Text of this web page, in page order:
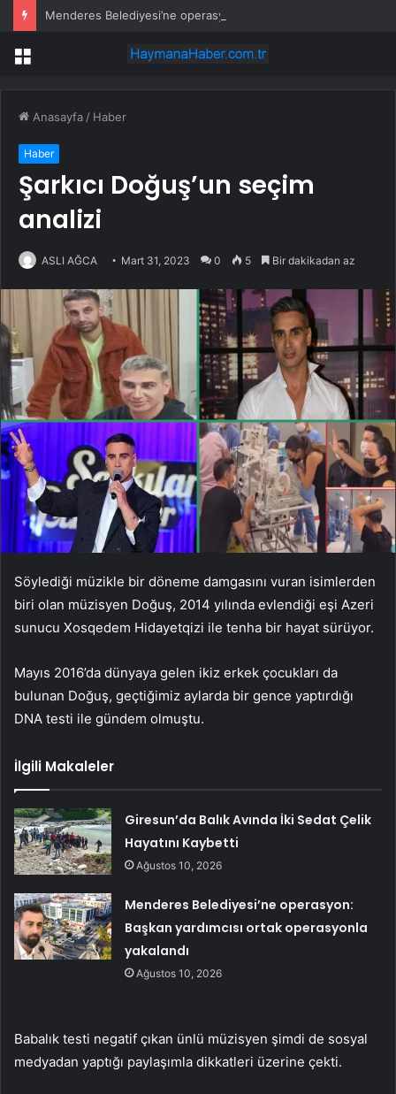
Menü
Anasayfa / Haber
Haber
Şarkıcı Doğuş’un seçim
analizi
ASLI AĞCA Mart 31, 2023 0 5 Bir dakikadan az
Söylediği müzikle bir döneme damgasını vuran isimlerden
biri olan müzisyen Doğuş, 2014 yılında evlendiği eşi Azeri
sunucu Xosqedem Hidayetqizi ile tenha bir hayat sürüyor.
Mayıs 2016’da dünyaya gelen ikiz erkek çocukları da
bulunan Doğuş, geçtiğimiz aylarda bir gence yaptırdığı
DNA testi ile gündem olmuştu.
İlgili Makaleler
Giresun’da Balık Avında İki Sedat Çelik
Hayatını Kaybetti
Ağustos 10, 2026
Menderes Belediyesi’ne operasyon:
Başkan yardımcısı ortak operasyonla
yakalandı
Ağustos 10, 2026
Babalık testi negatif çıkan ünlü müzisyen şimdi de sosyal
medyadan yaptığı paylaşımla dikkatleri üzerine çekti.